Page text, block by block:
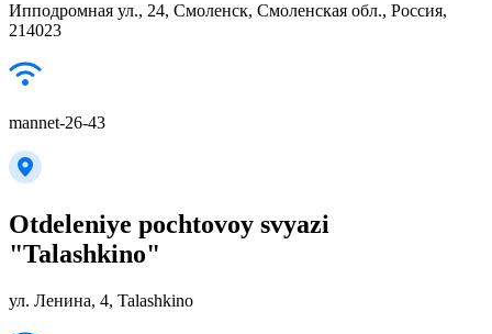
Ипподромная ул., 24, Смоленск, Смоленская обл., Россия,
214023
mannet-26-43
Otdeleniye pochtovoy svyazi
"Talashkino"
ул. Ленина, 4, Talashkino